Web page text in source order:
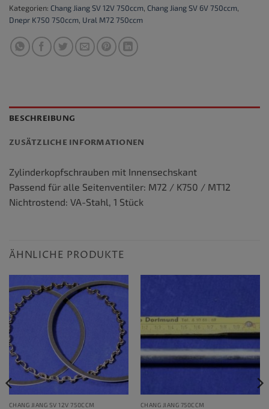
Kategorien: Chang Jiang SV 12V 750ccm, Chang Jiang SV 6V 750ccm,
Dnepr K750 750ccm, Ural M72 750ccm
BESCHREIBUNG
ZUSÄTZLICHE INFORMATIONEN
Zylinderkopfschrauben mit Innensechskant
Passend für alle Seitenventiler: M72 / K750 / MT12
Nichtrostend: VA-Stahl, 1 Stück
ÄHNLICHE PRODUKTE
CHANG JIANG SV 12V 750CCM CHANG JIANG 750CCM